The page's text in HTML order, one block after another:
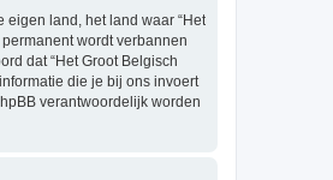
land, het land waar “Het
wordt verbannen
dat “Het Groot Belgisch
die je bij ons invoert
verantwoordelijk worden